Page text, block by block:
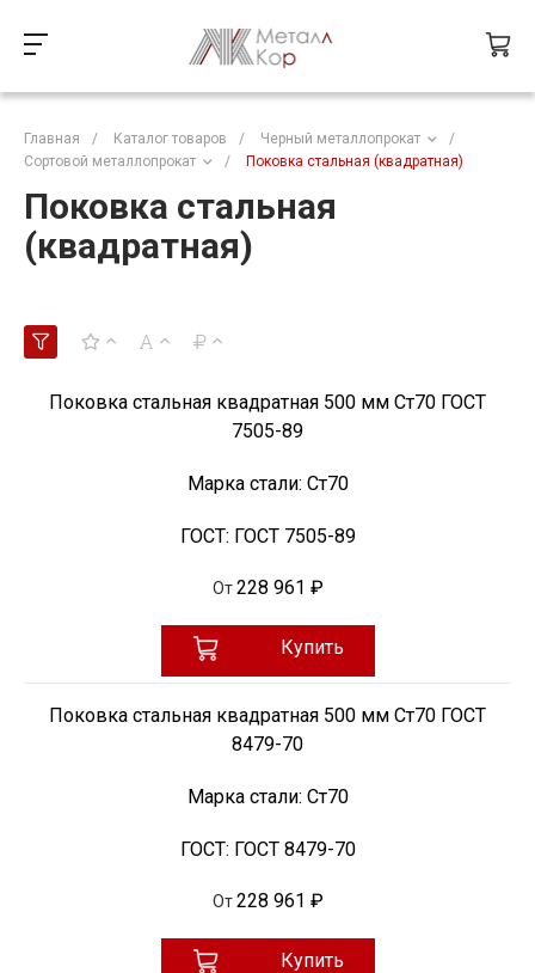
Главная / Каталог товаров / Черный металлопрокат
/
Сортовой металлопрокат
/ Поковка стальная (квадратная)
Поковка стальная
(квадратная)
Поковка стальная квадратная 500 мм Ст70 ГОСТ
7505-89
Марка стали: Ст70
ГОСТ: ГОСТ 7505-89
От 228 961 ₽
Купить
Поковка стальная квадратная 500 мм Ст70 ГОСТ
8479-70
Марка стали: Ст70
ГОСТ: ГОСТ 8479-70
От 228 961 ₽
Купить